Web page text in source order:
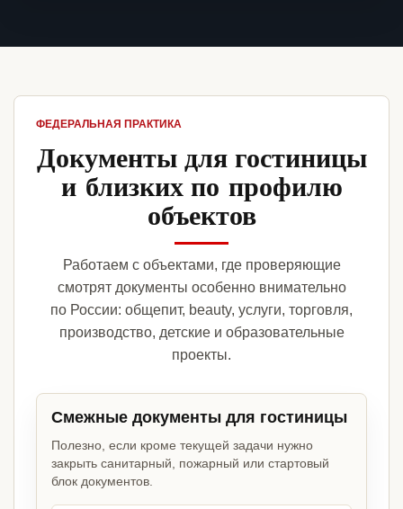
ФЕДЕРАЛЬНАЯ ПРАКТИКА
Документы для гостиницы
и близких по профилю
объектов
Работаем с объектами, где проверяющие
смотрят документы особенно внимательно
по России: общепит, beauty, услуги, торговля,
производство, детские и образовательные
проекты.
Смежные документы для гостиницы
Полезно, если кроме текущей задачи нужно
закрыть санитарный, пожарный или стартовый
блок документов.